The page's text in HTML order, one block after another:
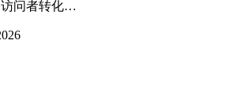
问者转化…